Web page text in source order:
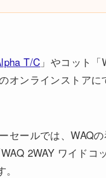
T/C 」やコット
オンラインストアに
セールでは、WAQ
2WAY ワイドコ